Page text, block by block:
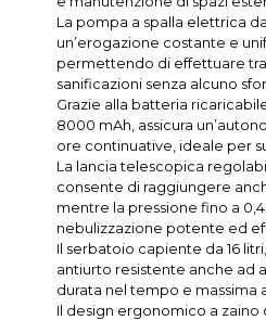
La pompa a spalla elettrica
un’erogazione costante e
permettendo di effettuare
sanificazioni senza alcuno
Grazie alla batteria
8000 mAh, assicura
ore continuative, ideale per
La lancia telescopica
consente di raggiungere
mentre la pressione fino a
nebulizzazione potente ed
Il serbatoio capiente da 16
antiurto resistente anche ad
durata nel tempo e massima
Il design ergonomico a